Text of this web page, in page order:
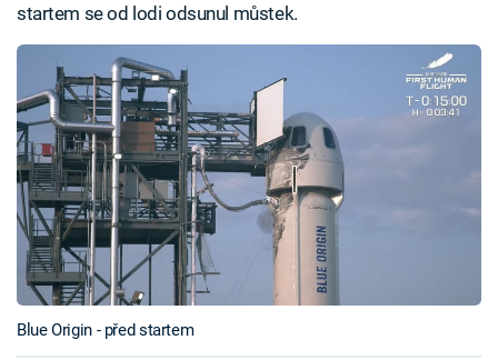
startem se od lodi odsunul můstek.
Blue Origin - před startem